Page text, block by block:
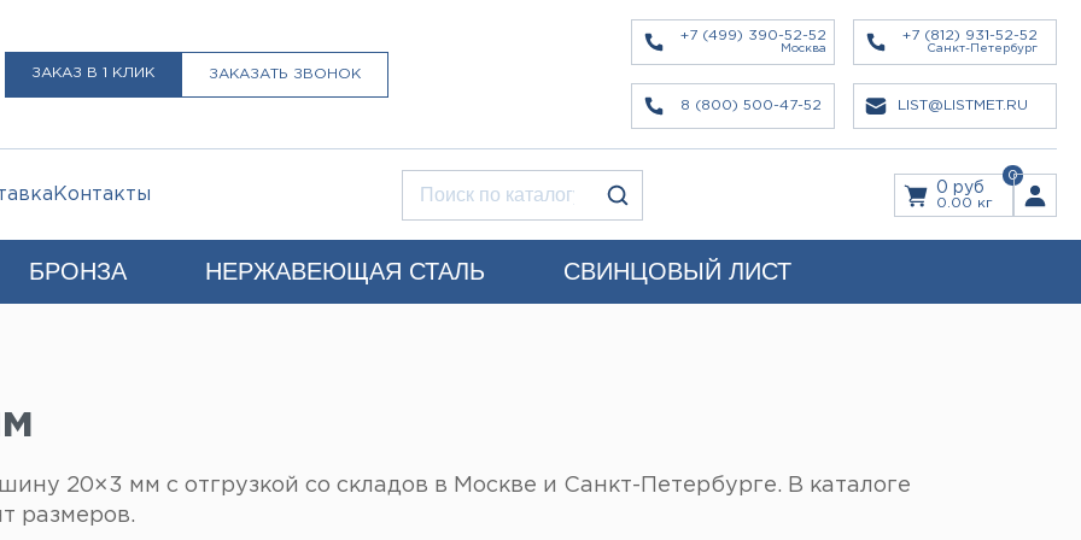
ЗАКАЗ В 1 КЛИК ЗАКАЗАТЬ ЗВОНОК
+7 (499) 390-52-52
Москва
+7 (812) 931-52-52
Санкт-Петербург
8 (800) 500-47-52 LIST@LISTMET.RU
Контакты
0
0 руб
0.00 кг
БРОНЗА НЕРЖАВЕЮЩАЯ СТАЛЬ СВИНЦОВЫЙ ЛИСТ
20×3 мм с отгрузкой со складов в Москве и Санкт-Петербурге. В каталоге
размеров.